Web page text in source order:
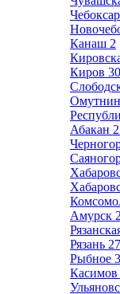
Канаш 2
Киров 30
Абакан
Амурск 2
Рязань 27
Рыбное 3
Касимов